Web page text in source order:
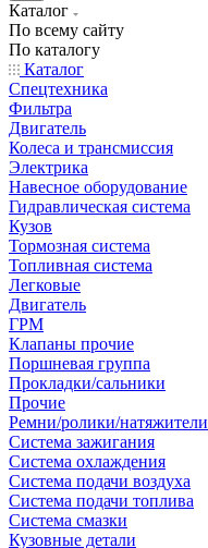
Каталог
По всему сайту
По каталогу
Каталог
Спецтехника
Фильтра
Двигатель
Колеса и трансмиссия
Электрика
Навесное оборудование
Гидравлическая система
Кузов
Тормозная система
Топливная система
Легковые
Двигатель
ГРМ
Клапаны прочие
Поршневая группа
Прокладки/сальники
Прочие
Ремни/ролики/натяжители
Система зажигания
Система охлаждения
Система подачи воздуха
Система подачи топлива
Система смазки
Кузовные детали